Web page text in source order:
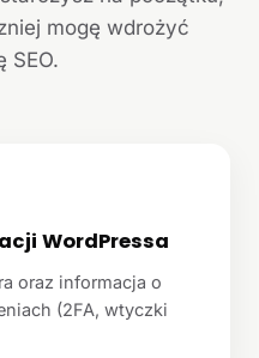
mogę wdrożyć
SEO.
WordPressa
oraz informacja o
(2FA, wtyczki